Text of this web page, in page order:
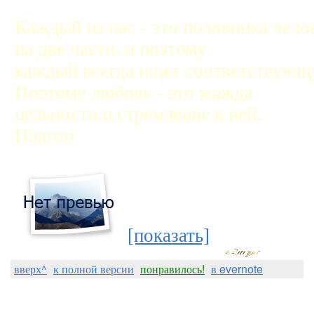
Каждый из нас - это половинка
на две части, и поэтому
каждый всегда ищет
Поэтому любовь - это жажда
цельности и стремление к ней.
Платон
[показать]
вверх^ к полной версии понравилось! в evernote